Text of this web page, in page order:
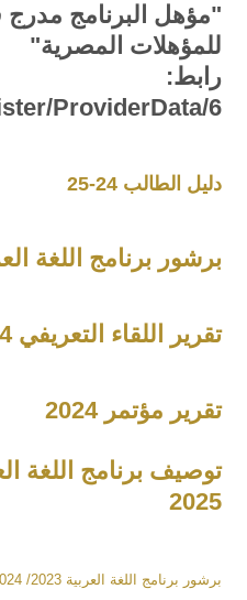
"مؤهل البرنامج
للمؤهلات المصرية"
رابط:
ProviderData/6
دليل الطالب 24-25
برشور برنامج اللغة
تقرير اللقاء التعريفي 2024-2025
تقرير مؤتمر 2024
2025
برشور برنامج اللغة العربية 2023/ 2024